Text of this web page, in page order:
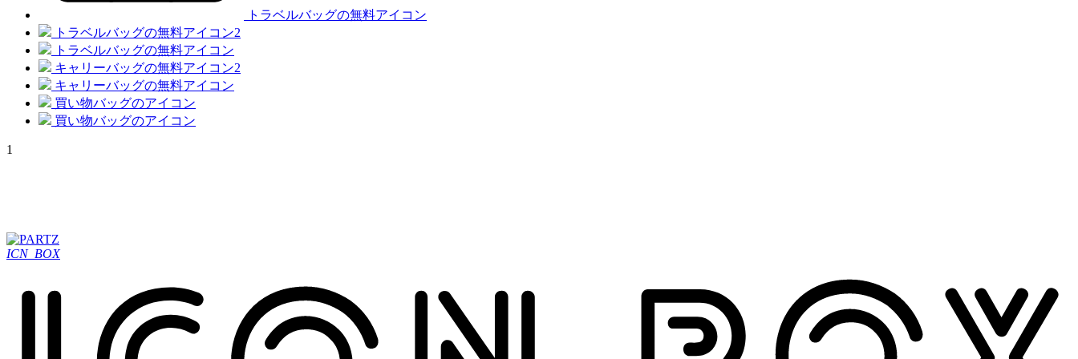
トラベルバッグの無料アイコン
トラベルバッグの無料アイコン2
トラベルバッグの無料アイコン
キャリーバッグの無料アイコン2
キャリーバッグの無料アイコン
買い物バッグのアイコン
買い物バッグのアイコン
1
ICN_BOX